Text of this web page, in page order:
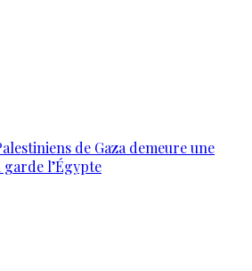
de Gaza demeure une
l’Égypte